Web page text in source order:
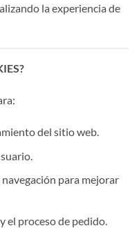
la experiencia de
del sitio web.
para mejorar
el proceso de pedido.